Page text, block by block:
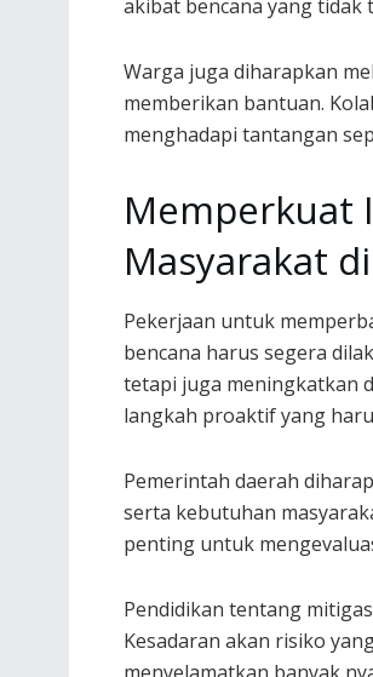
akibat bencana yang tidak
Warga juga diharapkan
memberikan bantuan.
menghadapi tantangan
Memperkuat
Masyarakat
Pekerjaan untuk
bencana harus segera
tetapi juga meningkatkan
langkah proaktif yang
Pemerintah daerah
serta kebutuhan
penting untuk
Pendidikan tentang
Kesadaran akan risiko